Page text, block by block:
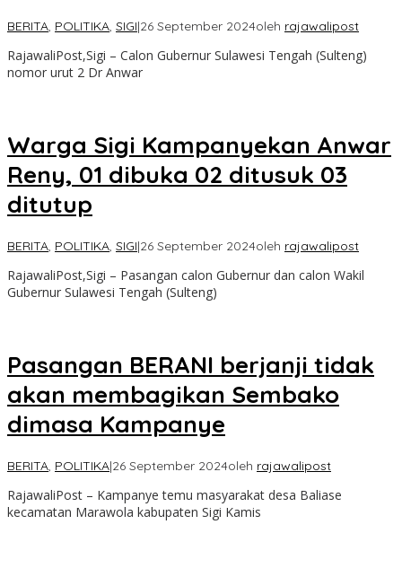
BERITA, POLITIKA, SIGI|26 September 2024oleh rajawalipost
RajawaliPost,Sigi – Calon Gubernur Sulawesi Tengah (Sulteng)
nomor urut 2 Dr Anwar
Warga Sigi Kampanyekan Anwar
Reny, 01 dibuka 02 ditusuk 03
ditutup
BERITA, POLITIKA, SIGI|26 September 2024oleh rajawalipost
RajawaliPost,Sigi – Pasangan calon Gubernur dan calon Wakil
Gubernur Sulawesi Tengah (Sulteng)
Pasangan BERANI berjanji tidak
akan membagikan Sembako
dimasa Kampanye
BERITA, POLITIKA|26 September 2024oleh rajawalipost
RajawaliPost – Kampanye temu masyarakat desa Baliase
kecamatan Marawola kabupaten Sigi Kamis